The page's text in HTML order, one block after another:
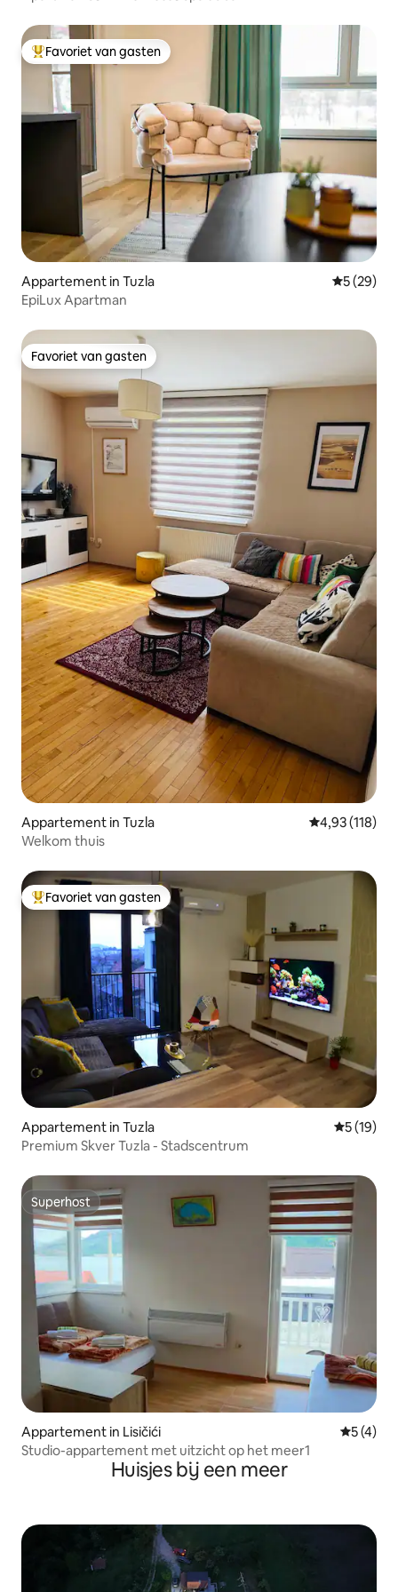
Topfavoriet van gasten
Favoriet van gasten
Appartement in Tuzla
5 (29)
EpiLux Apartman
Favoriet van gasten
Favoriet van gasten
Appartement in Tuzla Gemiddelde
4,93 (118)
Welkom thuis
Topfavoriet van gasten
Favoriet van gasten
Appartement in Tuzla
5 (19)
Premium Skver Tuzla - Stadscentrum
Superhost
Superhost
Appartement in Lisičići
5 (4)
Studio-appartement met uitzicht op het meer1
Huisjes bij een meer